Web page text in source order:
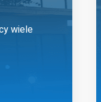
wiele